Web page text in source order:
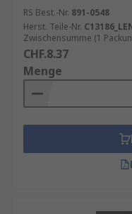
RS Best.-Nr. 891-0548
Herst. Teile-Nr.
Zwischensumme (1
CHF.8.37
Menge